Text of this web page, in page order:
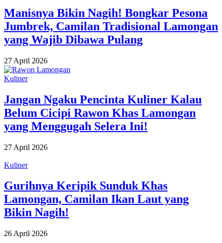
Manisnya Bikin Nagih! Bongkar Pesona
Jumbrek, Camilan Tradisional Lamongan
yang Wajib Dibawa Pulang
27 April 2026
Kuliner
Jangan Ngaku Pencinta Kuliner Kalau
Belum Cicipi Rawon Khas Lamongan
yang Menggugah Selera Ini!
27 April 2026
Kuliner
Gurihnya Keripik Sunduk Khas
Lamongan, Camilan Ikan Laut yang
Bikin Nagih!
26 April 2026